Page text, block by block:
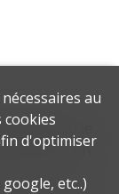
le
e Sheikh
au
d'optimiser
etc..)